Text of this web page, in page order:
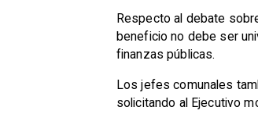
Respecto al debate
beneficio no debe ser
finanzas públicas.
Los jefes comunales
solicitando al Ejecutivo